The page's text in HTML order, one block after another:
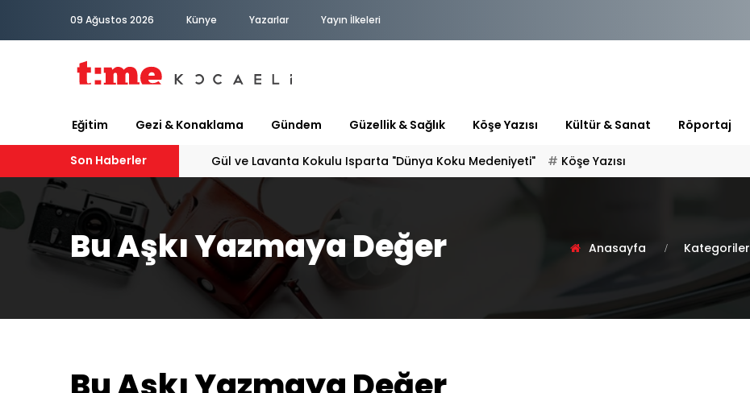
09 Ağustos 2026 Künye Yazarlar Yayın İlkeleri
Eğitim Gezi & Konaklama Gündem Güzellik & Sağlık Köşe Yazısı Kültür & Sanat Röportaj
Son Haberler PATİLİ DOSTA HAYATIMIZA "HOŞ GELDİN" DİYORSAK
Bu Aşkı Yazmaya Değer Anasayfa Kategoriler